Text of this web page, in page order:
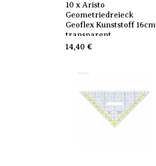
10 x Aristo
Geometriedreieck
Geoflex Kunststoff 16cm
transparent
14,40 €